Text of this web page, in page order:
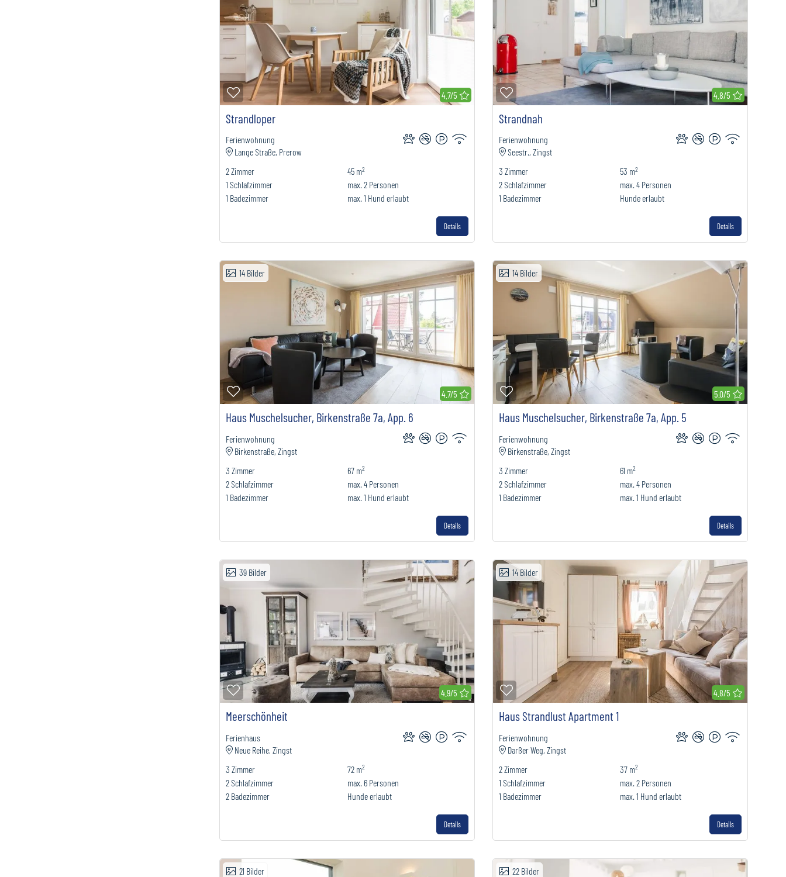
4.7/5
Zur Merkliste hinzufügen
Strandloper
Ferienwohnung
Lange Straße, Prerow
2Zimmer
1 Schlafzimmer
1 Badezimmer
45 m2
max. 2 Personen
max. 1 Hund erlaubt
Details
4.8/5
Zur Merkliste hinzufügen
Strandnah
Ferienwohnung
Seestr., Zingst
3 Zimmer
2 Schlafzimmer
1 Badezimmer
53 m2
max. 4 Personen
Hunde erlaubt
Details
4.7/5
14 Bilder
Zur Merkliste hinzufügen
Haus Muschelsucher, Birkenstraße 7a, App. 6
Ferienwohnung
Birkenstraße, Zingst
3Zimmer
2 Schlafzimmer
1 Badezimmer
67 m2
max. 4 Personen
max. 1 Hund erlaubt
Details
5.0/5
14 Bilder
Zur Merkliste hinzufügen
Haus Muschelsucher, Birkenstraße 7a, App. 5
Ferienwohnung
Birkenstraße, Zingst
3 Zimmer
2 Schlafzimmer
1 Badezimmer
61 m2
max. 4 Personen
max. 1 Hund erlaubt
Details
4.9/5
39 Bilder
Zur Merkliste hinzufügen
Meerschönheit
Ferienhaus
Neue Reihe, Zingst
3Zimmer
2 Schlafzimmer
2 Badezimmer
72 m2
max. 6 Personen
Hunde erlaubt
Details
4.8/5
14 Bilder
Zur Merkliste hinzufügen
Haus Strandlust Apartment 1
Ferienwohnung
Darßer Weg, Zingst
2Zimmer
1 Schlafzimmer
1 Badezimmer
37 m2
max. 2 Personen
max. 1 Hund erlaubt
Details
21 Bilder 22 Bilder